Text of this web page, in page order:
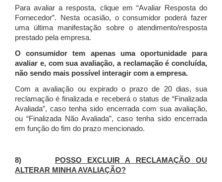
Para avaliar a resposta, clique em “Avaliar Resposta do
Fornecedor”. Nesta ocasião, o consumidor poderá fazer
uma última manifestação sobre o atendimento/resposta
prestado pela empresa.
O consumidor tem apenas uma oportunidade para
avaliar e, com sua avaliação, a reclamação é concluída,
não sendo mais possível interagir com a empresa.
Com a avaliação ou expirado o prazo de 20 dias, sua
reclamação é finalizada e receberá o status de “Finalizada
Avaliada”, caso tenha sido encerrada com sua avaliação,
ou “Finalizada Não Avaliada”, caso tenha sido encerrada
em função do fim do prazo mencionado.
8)
POSSO EXCLUIR A RECLAMAÇÃO OU
ALTERAR MINHA AVALIAÇÃO?